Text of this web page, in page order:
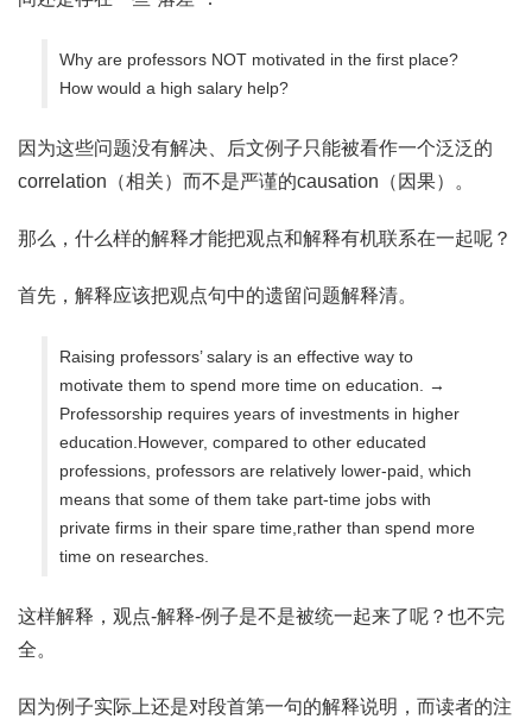
Why are professors NOT motivated in the first place?
How would a high salary help?
因为这些问题没有解决、后文例子只能被看作一个泛泛的
correlation（相关）而不是严谨的causation（因果）。
那么，什么样的解释才能把观点和解释有机联系在一起呢？
首先，解释应该把观点句中的遗留问题解释清。
Raising professors’ salary is an effective way to
motivate them to spend more time on education. →
Professorship requires years of investments in higher
education.However, compared to other educated
professions, professors are relatively lower-paid, which
means that some of them take part-time jobs with
private firms in their spare time,rather than spend more
time on researches.
这样解释，观点-解释-例子是不是被统一起来了呢？也不完
全。
因为例子实际上还是对段首第一句的解释说明，而读者的注